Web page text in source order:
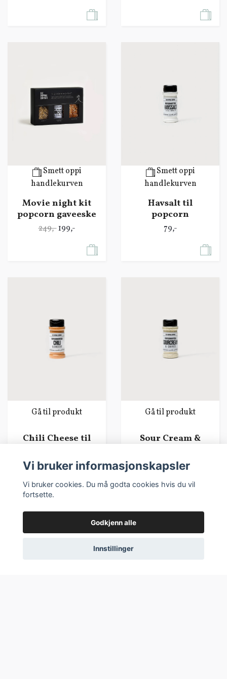
Smett oppi
handlekurven
Movie night kit
popcorn gaveeske
249,-199,-
Smett oppi
handlekurven
Havsalt til
popcorn
79,-
Gå til produkt
Chili Cheese til
Utsolgt
Gå til produkt
Sour Cream &
Utsolgt
Vi bruker informasjonskapsler
Vi bruker cookies. Du må godta cookies hvis du vil
fortsette.
Godkjenn alle
Innstillinger